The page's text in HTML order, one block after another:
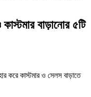
বাড়ানোর ৫টি
করে কাস্টমার ও সেলস বাড়াতে